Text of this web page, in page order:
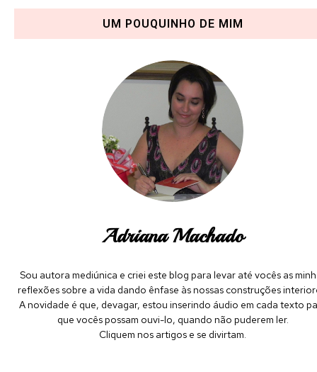
UM POUQUINHO DE MIM
Adriana Machado
Sou autora mediúnica e criei este blog para levar até vocês as
reflexões sobre a vida dando ênfase às nossas construções
A novidade é que, devagar, estou inserindo áudio em cada texto
que vocês possam ouvi-lo, quando não puderem ler.
Cliquem nos artigos e se divirtam.